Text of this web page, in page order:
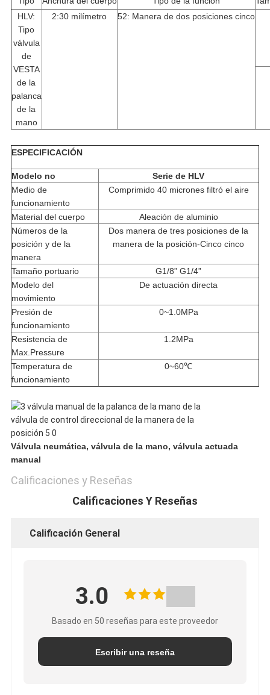
HLV:
Tipo
válvula
de
VESTA
de la
palanca
de la
mano
2:30 milímetro 52: Manera de dos posiciones cinco
ESPECIFICACIÓN
Modelo no
Serie de HLV
Medio de
funcionamiento
Comprimido 40 micrones filtró el aire
Material del cuerpo
Aleación de aluminio
Números de la
posición y de la
manera
Dos manera de tres posiciones de la
manera de la posición-Cinco cinco
Tamaño portuario
G1/8” G1/4”
Modelo del
movimiento
De actuación directa
Presión de
funcionamiento
0~1.0MPa
Resistencia de
Max.Pressure
1.2MPa
Temperatura de
funcionamiento
0~60℃
Válvula neumática, válvula de la mano, válvula actuada
manual
Calificaciones y Reseñas
Calificaciones Y Reseñas
Calificación General
3.0
Basado en 50 reseñas para este proveedor
Escribir una reseña